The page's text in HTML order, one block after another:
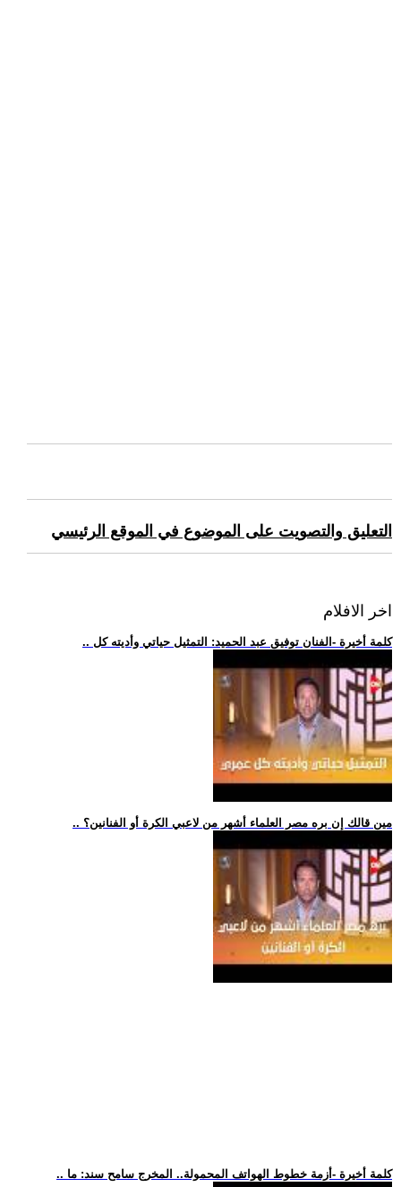
التعليق والتصويت على الموضوع في الموقع الرئيسي
اخر الافلام
.. كلمة أخيرة -الفنان توفيق عبد الحميد: التمثيل حياتي وأديته كل
.. مين قالك إن بره مصر العلماء أشهر من لاعبي الكرة أو الفنانين؟
.. كلمة أخيرة -أزمة خطوط الهواتف المحمولة.. المخرج سامح سند: ما